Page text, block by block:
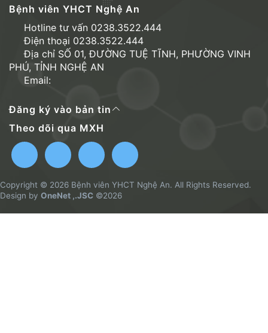
Bệnh viên YHCT Nghệ An
Hotline tư vấn 0238.3522.444
Điện thoại 0238.3522.444
Địa chỉ SỐ 01, ĐƯỜNG TUỆ TĨNH, PHƯỜNG VINH
PHÚ, TỈNH NGHỆ AN
Email:
Đăng ký vào bản tin
Theo dõi qua MXH
Copyright © 2026 Bệnh viên YHCT Nghệ An. All Rights Reserved.
Design by OneNet ,.JSC ©2026